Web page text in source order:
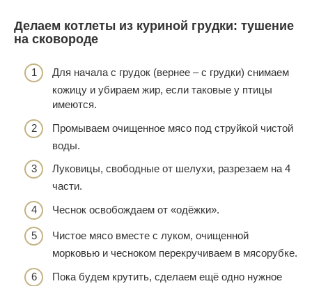
Делаем котлеты из куриной грудки: тушение
на сковороде
Для начала с грудок (вернее – с грудки) снимаем
кожицу и убираем жир, если таковые у птицы
имеются.
Промываем очищенное мясо под струйкой чистой
воды.
Луковицы, свободные от шелухи, разрезаем на 4
части.
Чеснок освобождаем от «одёжки».
Чистое мясо вместе с луком, очищенной
морковью и чесноком перекручиваем в мясорубке.
Пока будем крутить, сделаем ещё одно нужное